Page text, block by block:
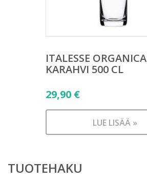
ITALESSE ORGANICA
KARAHVI 500 CL
29,90 €
LUE LISÄÄ »
TUOTEHAKU